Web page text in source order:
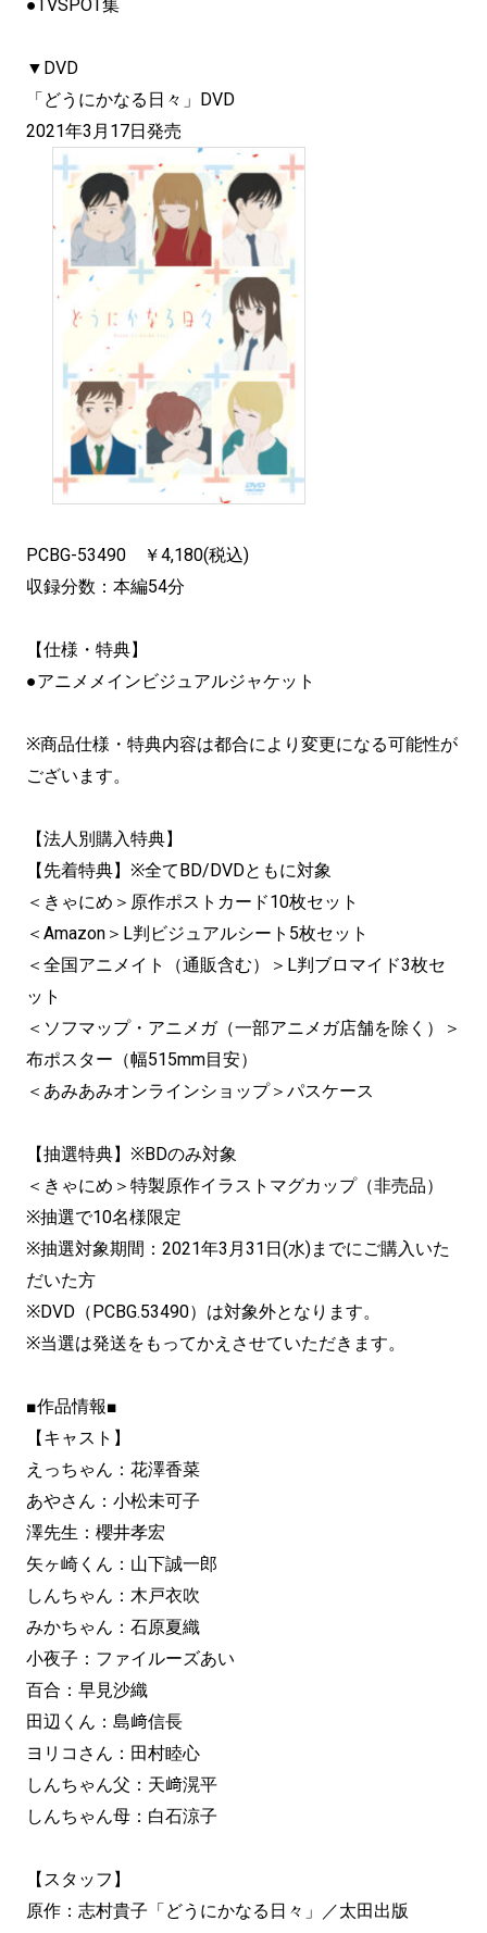
●TVSPOT集
▼DVD
「どうにかなる日々」DVD
2021年3月17日発売
PCBG-53490 ￥4,180(税込)
収録分数：本編54分
【仕様・特典】
●アニメメインビジュアルジャケット
※商品仕様・特典内容は都合により変更になる可能性が
ございます。
【法人別購入特典】
【先着特典】※全てBD/DVDともに対象
＜きゃにめ＞原作ポストカード10枚セット
＜Amazon＞L判ビジュアルシート5枚セット
＜全国アニメイト（通販含む）＞L判ブロマイド3枚セ
ット
＜ソフマップ・アニメガ（一部アニメガ店舗を除く）＞
布ポスター（幅515mm目安）
＜あみあみオンラインショップ＞パスケース
【抽選特典】※BDのみ対象
＜きゃにめ＞特製原作イラストマグカップ（非売品）
※抽選で10名様限定
※抽選対象期間：2021年3月31日(水)までにご購入いた
だいた方
※DVD（PCBG.53490）は対象外となります。
※当選は発送をもってかえさせていただきます。
■作品情報■
【キャスト】
えっちゃん：花澤香菜
あやさん：小松未可子
澤先生：櫻井孝宏
矢ヶ崎くん：山下誠一郎
しんちゃん：木戸衣吹
みかちゃん：石原夏織
小夜子：ファイルーズあい
百合：早見沙織
田辺くん：島﨑信長
ヨリコさん：田村睦心
しんちゃん父：天﨑滉平
しんちゃん母：白石涼子
【スタッフ】
原作：志村貴子「どうにかなる日々」／太田出版